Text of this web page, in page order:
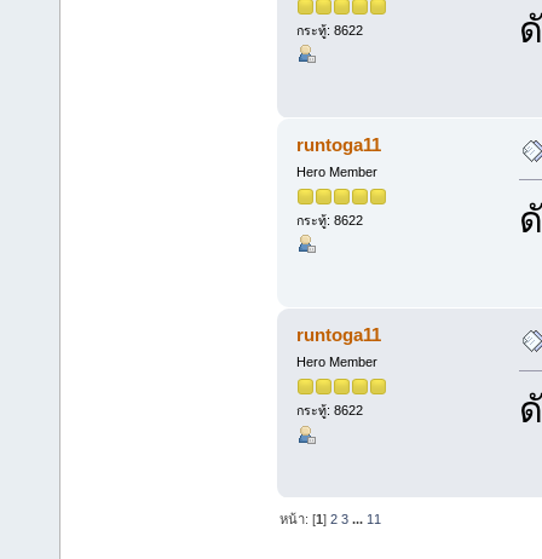
กระทู้: 8622
runtoga11
Hero Member
กระทู้: 8622
runtoga11
Hero Member
กระทู้: 8622
หน้า: [1]2 3 ... 11